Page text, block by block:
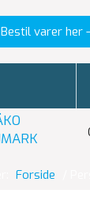
Bestil varer her
Forside